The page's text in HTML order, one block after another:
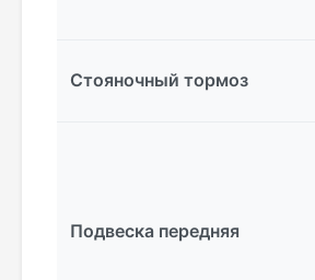
Стояночный тормоз
Подвеска передняя